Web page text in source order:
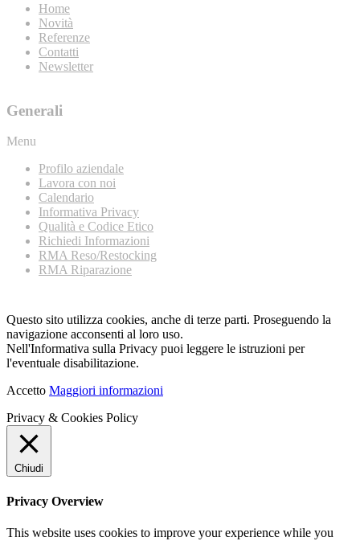
Home
Novità
Referenze
Contatti
Newsletter
Generali
Menu
Profilo aziendale
Lavora con noi
Calendario
Informativa Privacy
Qualità e Codice Etico
Richiedi Informazioni
RMA Reso/Restocking
RMA Riparazione
Questo sito utilizza cookies, anche di terze parti. Proseguendo la
navigazione acconsenti al loro uso.
Nell'Informativa sulla Privacy puoi leggere le istruzioni per
l'eventuale disabilitazione.
Accetto Maggiori informazioni
Privacy & Cookies Policy
Chiudi
Privacy Overview
This website uses cookies to improve your experience while you